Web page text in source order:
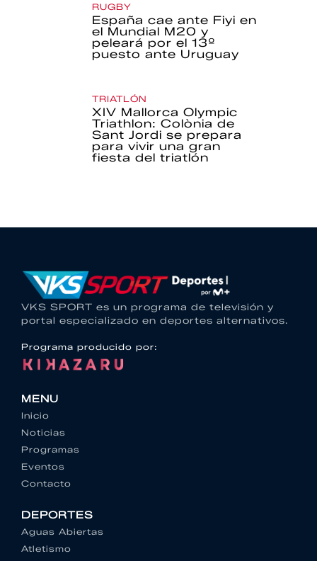
RUGBY
España cae ante Fiyi en
el Mundial M20 y
peleará por el 13º
puesto ante Uruguay
TRIATLÓN
XIV Mallorca Olympic
Triathlon: Colònia de
Sant Jordi se prepara
para vivir una gran
fiesta del triatlón
VKS SPORT es un programa de televisión y
portal especializado en deportes alternativos.
Programa producido por:
MENU
Inicio
Noticias
Programas
Eventos
Contacto
DEPORTES
Aguas Abiertas
Atletismo